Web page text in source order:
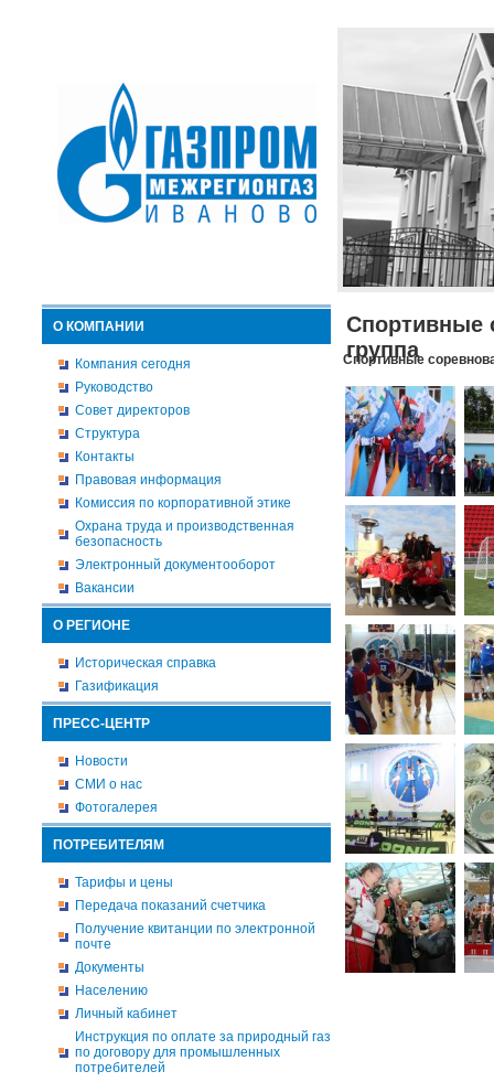
О КОМПАНИИ
Компания сегодня
Руководство
Совет директоров
Структура
Контакты
Правовая информация
Комиссия по корпоративной этике
Охрана труда и производственная
безопасность
Электронный документооборот
Вакансии
О РЕГИОНЕ
Историческая справка
Газификация
ПРЕСС-ЦЕНТР
Новости
СМИ о нас
Фотогалерея
ПОТРЕБИТЕЛЯМ
Тарифы и цены
Передача показаний счетчика
Получение квитанции по электронной
почте
Документы
Населению
Личный кабинет
Инструкция по оплате за природный газ
по договору для промышленных
потребителей
Спортивные
группа
Спортивные